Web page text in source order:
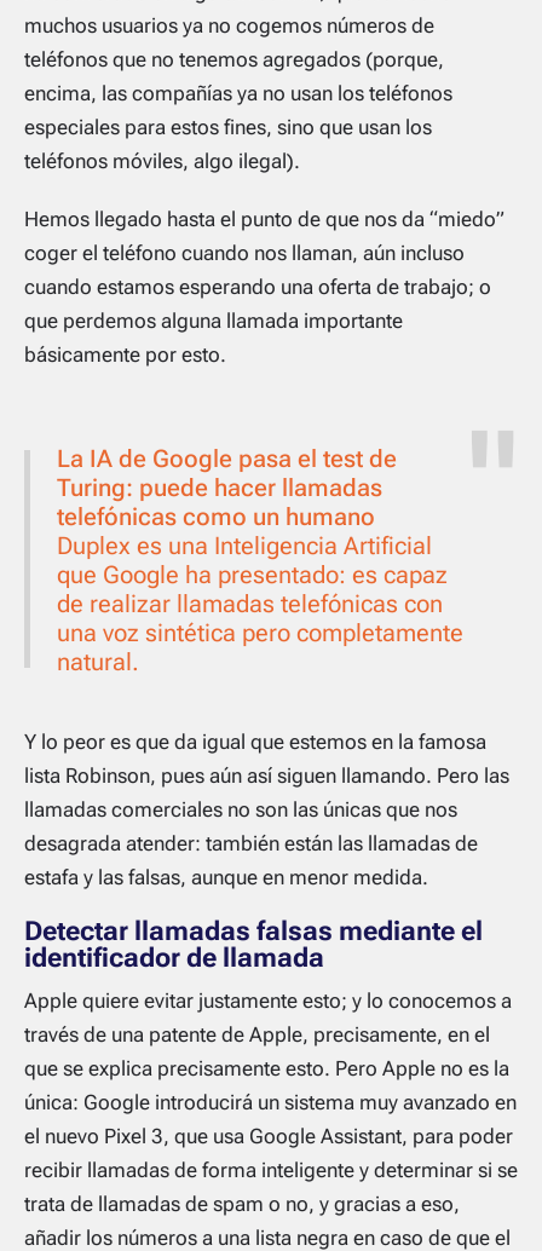
muchos usuarios ya no cogemos números de
teléfonos que no tenemos agregados (porque,
encima, las compañías ya no usan los teléfonos
especiales para estos fines, sino que usan los
teléfonos móviles, algo ilegal).
Hemos llegado hasta el punto de que nos da “miedo”
coger el teléfono cuando nos llaman, aún incluso
cuando estamos esperando una oferta de trabajo; o
que perdemos alguna llamada importante
básicamente por esto.
La IA de Google pasa el test de
Turing: puede hacer llamadas
telefónicas como un humano
Duplex es una Inteligencia Artificial
que Google ha presentado: es capaz
de realizar llamadas telefónicas con
una voz sintética pero completamente
natural.
Y lo peor es que da igual que estemos en la famosa
lista Robinson, pues aún así siguen llamando. Pero las
llamadas comerciales no son las únicas que nos
desagrada atender: también están las llamadas de
estafa y las falsas, aunque en menor medida.
Detectar llamadas falsas mediante el
identificador de llamada
Apple quiere evitar justamente esto; y lo conocemos a
través de una patente de Apple, precisamente, en el
que se explica precisamente esto. Pero Apple no es la
única: Google introducirá un sistema muy avanzado en
el nuevo Pixel 3, que usa Google Assistant, para poder
recibir llamadas de forma inteligente y determinar si se
trata de llamadas de spam o no, y gracias a eso,
añadir los números a una lista negra en caso de que el